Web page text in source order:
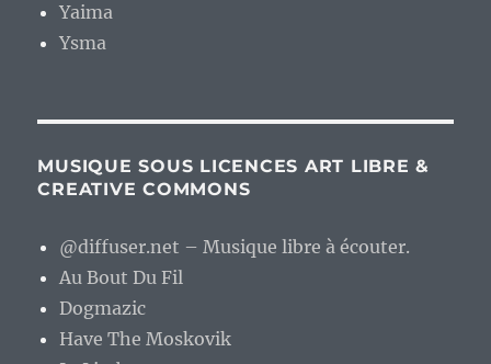
Yaima
Ysma
MUSIQUE SOUS LICENCES ART LIBRE &
CREATIVE COMMONS
@diffuser.net – Musique libre à écouter.
Au Bout Du Fil
Dogmazic
Have The Moskovik